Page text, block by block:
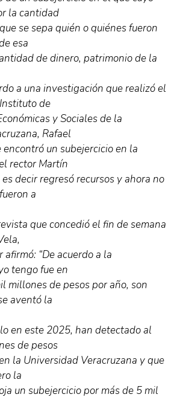
la cantidad
se sepa quién o quiénes fueron
esa
de dinero, patrimonio de la
a una investigación que realizó el
de
y Sociales de la
Rafael
encontró un subejercicio en la
rector Martín
decir regresó recursos y ahora no
a
que concedió el fin de semana
“De acuerdo a la
tengo fue en
millones de pesos por año, son
aventó la
en este 2025, han detectado al
de pesos
la Universidad Veracruzana y que
la
un subejercicio por más de 5 mil